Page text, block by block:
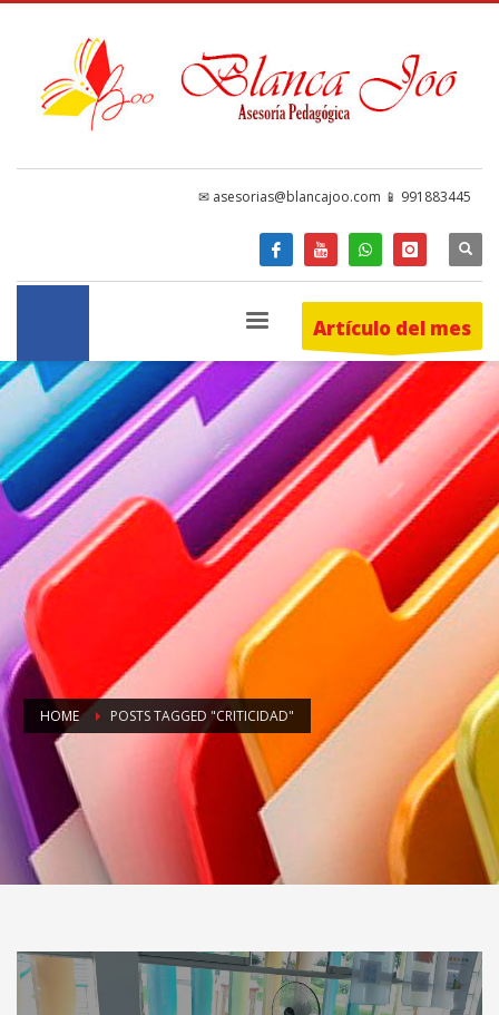
✉ asesorias@blancajoo.com 📱 991883445
Artículo del mes
HOME POSTS TAGGED "CRITICIDAD"